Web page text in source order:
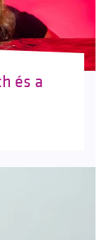
és a